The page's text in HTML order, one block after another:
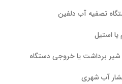
تصفیه آب دلفین
استیل
شیر برداشت یا خروجی دستگاه
آب شهری